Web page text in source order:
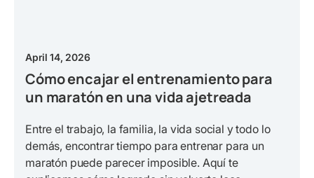
April 14, 2026
Cómo encajar el entrenamiento para
un maratón en una vida ajetreada
Entre el trabajo, la familia, la vida social y todo lo
demás, encontrar tiempo para entrenar para un
maratón puede parecer imposible. Aquí te